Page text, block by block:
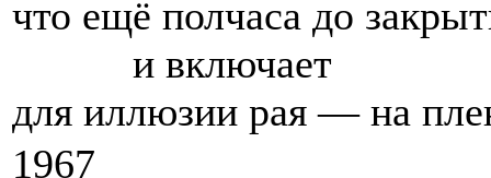
что ещё полчаса до
и включает
для иллюзии рая — на
1967